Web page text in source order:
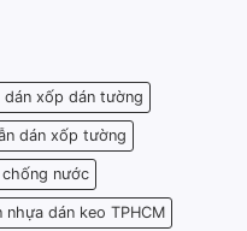
dán xốp dán tường
dán xốp tường
nước
nhựa dán keo TPHCM